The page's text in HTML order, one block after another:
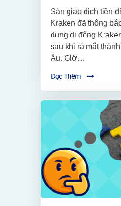
Sàn giao dịch tiền
Kraken đã thông
dụng di động
sau khi ra mắt
Âu. Giờ…
Đọc Thêm